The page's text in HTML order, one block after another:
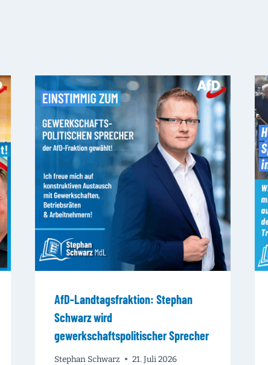
AfD-Landtagsfraktion: Stephan
Schwarz wird
gewerkschaftspolitischer Sprecher
Stephan Schwarz 21. Juli 2026